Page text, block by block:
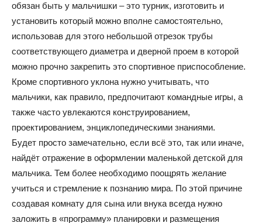
статьи
о
дизайне
обязан быть у мальчишки – это турник, изготовить и
установить который можно вполне самостоятельно,
использовав для этого небольшой отрезок трубы
соответствующего диаметра и дверной проем в которой
можно прочно закрепить это спортивное приспособление.
Кроме спортивного уклона нужно учитывать, что
мальчики, как правило, предпочитают командные игры, а
также часто увлекаются конструированием,
проектированием, энциклопедическими знаниями.
Будет просто замечательно, если всё это, так или иначе,
найдёт отражение в оформлении маленькой детской для
мальчика. Тем более необходимо поощрять желание
учиться и стремление к познанию мира. По этой причине
создавая комнату для сына или внука всегда нужно
заложить в «программу» планировки и размещения